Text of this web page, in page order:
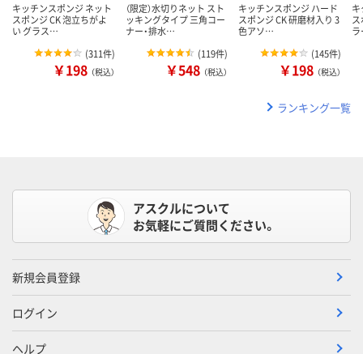
キッチンスポンジ ネット
スポンジ CK 泡立ちがよ
い グラス…
(311件)
￥198 （税込）
（限定）水切りネット スト
ッキングタイプ 三角コー
ナー・排水…
(119件)
￥548 （税込）
キッチンスポンジ ハード
スポンジ CK 研磨材入り 3
色アソ…
(145件)
￥198 （税込）
ランキング一覧
アスクルについて
お気軽にご質問ください。
新規会員登録
ログイン
ヘルプ